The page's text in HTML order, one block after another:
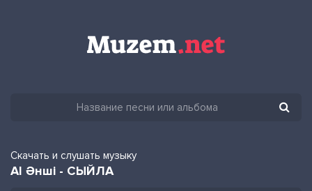
Скачать и слушать музыку
AI Әнші - СЫЙЛА